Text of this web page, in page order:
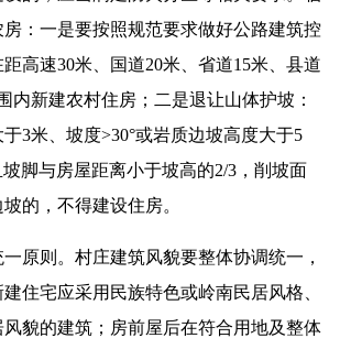
：一是要按照规范要求做好公路建筑控
高速30米、国道20米、省道15米、县道
内新建农村住房；二是退让山体护坡：
3米、坡度>30°或岩质边坡高度大于5
坡脚与房屋距离小于坡高的2/3，削坡面
的，不得建设住房。
则。村庄建筑风貌要整体协调统一，
住宅应采用民族特色或岭南民居风格、
貌的建筑；房前屋后在符合用地及整体